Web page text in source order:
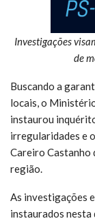
Investigações
de
Buscando a
locais, o
instaurou
irregularidades e
Careiro Castanho
região.
As investigações
instaurados nesta